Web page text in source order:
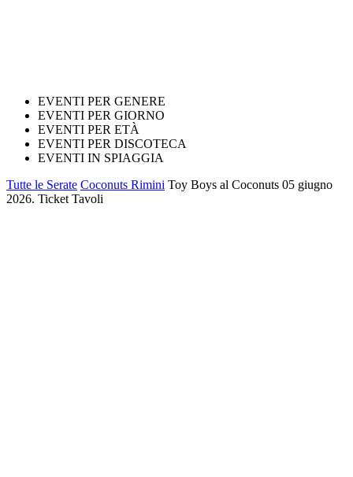
EVENTI PER GENERE
EVENTI PER GIORNO
EVENTI PER ETÀ
EVENTI PER DISCOTECA
EVENTI IN SPIAGGIA
Tutte le Serate Coconuts Rimini Toy Boys al Coconuts 05 giugno
2026. Ticket Tavoli